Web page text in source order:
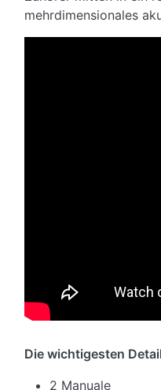
mehrdimensionales
Die wichtigesten
2 Manuale